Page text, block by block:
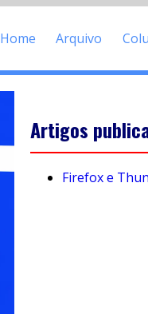
Home Arquivo
Artigos
Firefox e